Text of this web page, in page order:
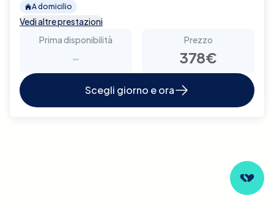
A domicilio
Vedi altre prestazioni
Prima disponibilità
-
Prezzo
378€
Scegli giorno e ora